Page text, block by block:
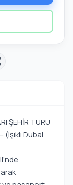
ŞEHİR TURU
Dubai